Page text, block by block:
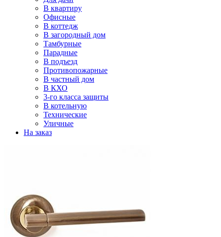
В квартиру
Офисные
В коттедж
В загородный дом
Тамбурные
Парадные
В подъезд
Противопожарные
В частный дом
В КХО
3-го класса защиты
В котельную
Технические
Уличные
На заказ